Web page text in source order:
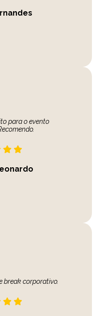
para o evento
break corporativo.